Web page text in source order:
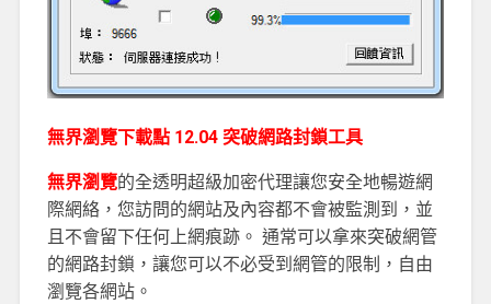
無界瀏覽下載點 12.04 突破網路封鎖工具
無界瀏覽的全透明超級加密代理讓您安全地暢遊網
際網絡，您訪問的網站及內容都不會被監測到，並
且不會留下任何上網痕跡。 通常可以拿來突破網管
的網路封鎖，讓您可以不必受到網管的限制，自由
瀏覽各網站。